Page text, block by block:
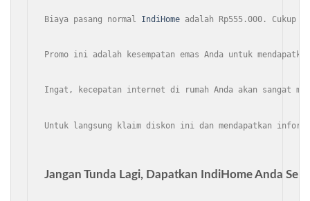
Biaya pasang normal IndiHome adalah Rp555.000. Cukup
Promo ini adalah kesempatan emas Anda untuk
Ingat, kecepatan internet di rumah Anda akan sangat
Untuk langsung klaim diskon ini dan mendapatkan
Jangan Tunda Lagi, Dapatkan IndiHome Anda